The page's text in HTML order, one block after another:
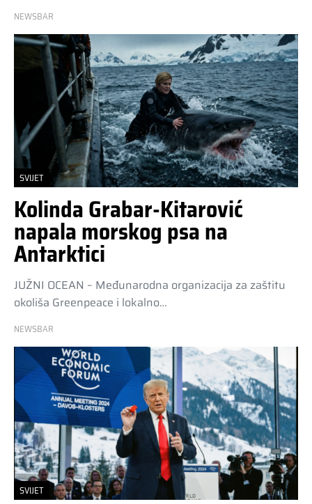
NEWSBAR
SVIJET
Kolinda Grabar-Kitarović
napala morskog psa na
Antarktici
JUŽNI OCEAN – Međunarodna organizacija za zaštitu
okoliša Greenpeace i lokalno…
NEWSBAR
SVIJET